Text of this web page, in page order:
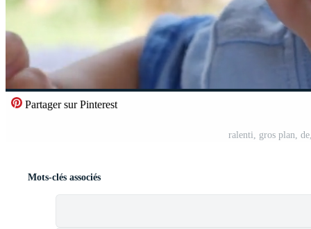
Partager sur Pinterest
ralenti, gros plan,
Mots-clés associés